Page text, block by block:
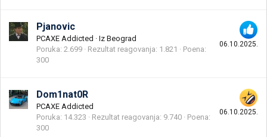
06.10.2025.
Pjanovic
PCAXE Addicted · Iz Beograd
Poruka 2.699 Rezultat reagovanja 1.821
Poena
300
06.10.2025.
Dom1nat0R
PCAXE Addicted
Poruka 14.323 Rezultat reagovanja 9.740
Poena
300